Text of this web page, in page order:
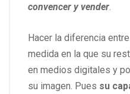
convencer y vender
Hacer la diferencia
medida en la que su
en medios digitales y
su imagen. Pues su